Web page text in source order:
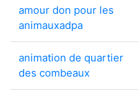
amour don pour les
animauxadpa
animation de quartier
des combeaux